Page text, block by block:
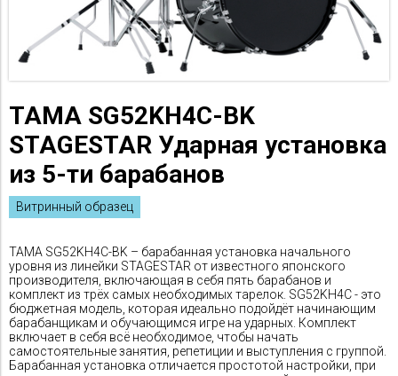
TAMA SG52KH4C-BK
STAGESTAR Ударная установка
из 5-ти барабанов
Витринный образец
TAMA SG52KH4C-BK – барабанная установка начального
уровня из линейки STAGESTAR от известного японского
производителя, включающая в себя пять барабанов и
комплект из трёх самых необходимых тарелок. SG52KH4C - это
бюджетная модель, которая идеально подойдёт начинающим
барабанщикам и обучающимся игре на ударных. Комплект
включает в себя всё необходимое, чтобы начать
самостоятельные занятия, репетиции и выступления с группой.
Барабанная установка отличается простотой настройки, при